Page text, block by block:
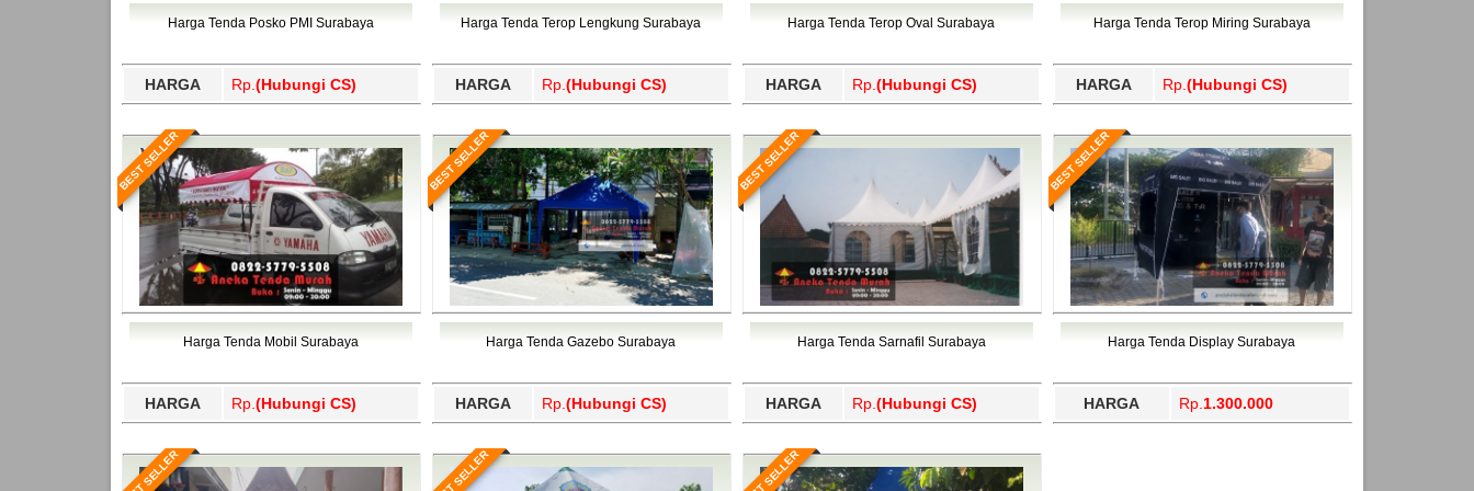
Bawang Barat, Tulangbawang, Tulungagung, Wajo, Wakatobi, Waropen, Way Kanan, Wonogiri, Wonosobo, Yahukimo, Yalimo, Yogyakarta.
Harga Tenda Posko PMI Surabaya
HARGA Rp. (Hubungi CS)
Harga Tenda Terop Lengkung Surabaya
HARGA Rp. (Hubungi CS)
Harga Tenda Terop Oval Surabaya
HARGA Rp. (Hubungi CS)
Harga Tenda Terop Miring Surabaya
HARGA Rp. (Hubungi CS)
BEST SELLER
Harga Tenda Mobil Surabaya
HARGA Rp. (Hubungi CS)
BEST SELLER
Harga Tenda Gazebo Surabaya
HARGA Rp. (Hubungi CS)
BEST SELLER
Harga Tenda Sarnafil Surabaya
HARGA Rp. (Hubungi CS)
BEST SELLER
Harga Tenda Display Surabaya
HARGA Rp. 1.300.000